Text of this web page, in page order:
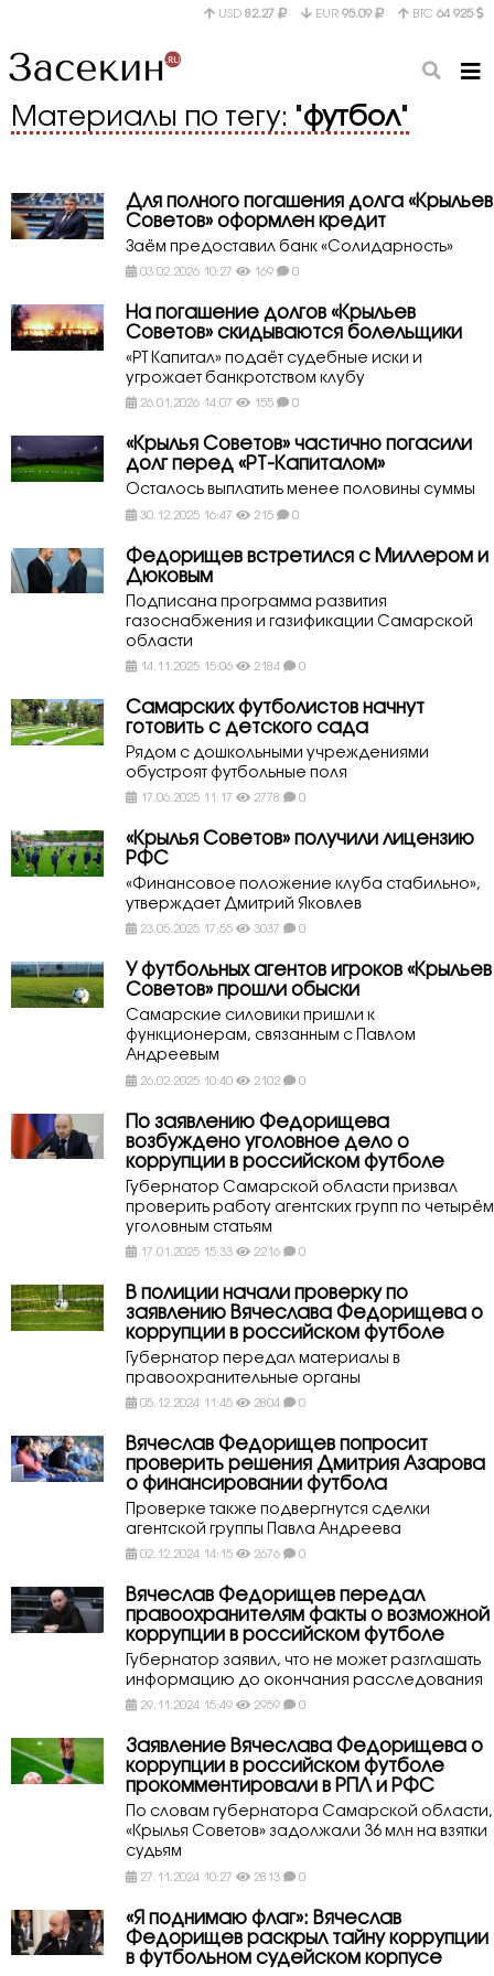
USD 82.27 EUR 95.09 BTC 64 925
Материалы по тегу: "футбол"
Для полного погашения долга «Крыльев
Советов» оформлен кредит
Заём предоставил банк «Солидарность»
03.02.2026 10:27 169 0
На погашение долгов «Крыльев
Советов» скидываются болельщики
«РТ Капитал» подаёт судебные иски и
угрожает банкротством клубу
26.01.2026 14:07 155 0
«Крылья Советов» частично погасили
долг перед «РТ-Капиталом»
Осталось выплатить менее половины суммы
30.12.2025 16:47 215 0
Федорищев встретился с Миллером и
Дюковым
Подписана программа развития
газоснабжения и газификации Самарской
области
14.11.2025 15:06 2184 0
Самарских футболистов начнут
готовить с детского сада
Рядом с дошкольными учреждениями
обустроят футбольные поля
17.06.2025 11:17 2778 0
«Крылья Советов» получили лицензию
РФС
«Финансовое положение клуба стабильно»,
утверждает Дмитрий Яковлев
23.05.2025 17:55 3037 0
У футбольных агентов игроков «Крыльев
Советов» прошли обыски
Самарские силовики пришли к
функционерам, связанным с Павлом
Андреевым
26.02.2025 10:40 2102 0
По заявлению Федорищева
возбуждено уголовное дело о
коррупции в российском футболе
Губернатор Самарской области призвал
проверить работу агентских групп по четырём
уголовным статьям
17.01.2025 15:33 2216 0
В полиции начали проверку по
заявлению Вячеслава Федорищева о
коррупции в российском футболе
Губернатор передал материалы в
правоохранительные органы
05.12.2024 11:45 2804 0
Вячеслав Федорищев попросит
проверить решения Дмитрия Азарова
о финансировании футбола
Проверке также подвергнутся сделки
агентской группы Павла Андреева
02.12.2024 14:15 2676 0
Вячеслав Федорищев передал
правоохранителям факты о возможной
коррупции в российском футболе
Губернатор заявил, что не может разглашать
информацию до окончания расследования
29.11.2024 15:49 2959 0
Заявление Вячеслава Федорищева о
коррупции в российском футболе
прокомментировали в РПЛ и РФС
По словам губернатора Самарской области,
«Крылья Советов» задолжали 36 млн на взятки
судьям
27.11.2024 10:27 2813 0
«Я поднимаю флаг»: Вячеслав
Федорищев раскрыл тайну коррупции
в футбольном судейском корпусе